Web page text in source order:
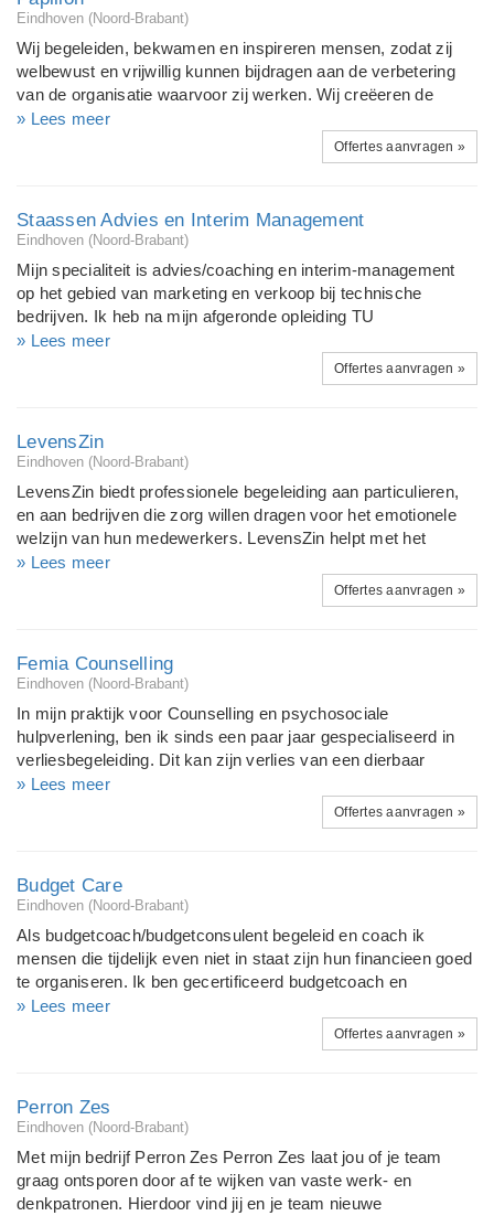
kinderen, jongeren en volwassenen.
Eindhoven (Noord-Brabant)
Wij begeleiden, bekwamen en inspireren mensen, zodat zij
welbewust en vrijwillig kunnen bijdragen aan de verbetering
van de organisatie waarvoor zij werken. Wij creëeren de
ruimte waarin mensen zich vrij voelen om hun veilige, maar
belemmerende patronen te doorbreken en nieuwe
mogelijkheden te ontdekken. In die ruimte kan weerstand op
oplossingen gevonden worden voor oude problemen en kan
stagnatie veranderen in beweging en nieuwe energie.
» Lees meer
Offertes aanvragen »
Staassen Advies en Interim Management
Eindhoven (Noord-Brabant)
Mijn specialiteit is advies/coaching en interim-management
op het gebied van marketing en verkoop bij technische
bedrijven. Ik heb na mijn afgeronde opleiding TU
Werktuigbouwkunde 20 jaar werkervaring in technische
productiebedrijven, waarvan het grootste deel in commerciële
functies. Deze gebruik ik nu om bedrijven c.q. ondernemers
hun commerciële activiteiten met als doel marktuitbreiding,
omzetverhoging en redementsverbetering.
» Lees meer
Offertes aanvragen »
LevensZin
Eindhoven (Noord-Brabant)
LevensZin biedt professionele begeleiding aan particulieren,
en aan bedrijven die zorg willen dragen voor het emotionele
welzijn van hun medewerkers. LevensZin helpt met het
vinden van een gezond en prettig emotioneel evenwicht. De
werkvormen die hiervoor ingezet worden zijn o.a. counselling,
coaching en EFT (Emotional Freedom Techniques). Een
loopbaanbegeleiding. Dit in de vorm van bezinningstrajecten.
» Lees meer
Offertes aanvragen »
Femia Counselling
Eindhoven (Noord-Brabant)
In mijn praktijk voor Counselling en psychosociale
hulpverlening, ben ik sinds een paar jaar gespecialiseerd in
verliesbegeleiding. Dit kan zijn verlies van een dierbaar
persoon, maar ook verlies van werk, idealen, relatie,
gezondheid. Aanvullend heb ik veel expertise en ervaring met
problemen die te maken hebben met zelfvertrouwen,
jarenlang pedagogisch medewerkers in de kinderopvang
gecoacht.
» Lees meer
Offertes aanvragen »
Budget Care
Eindhoven (Noord-Brabant)
Als budgetcoach/budgetconsulent begeleid en coach ik
mensen die tijdelijk even niet in staat zijn hun financieen goed
te organiseren. Ik ben gecertificeerd budgetcoach en
gecertificeerd basis-schuldhulpverlener. Ik ben gestart met
coachen als werkgever voor mijn personeel in 2001. In 2009
ben ik gestart als freelance budgetcoach en heb ik mijn
en particulieren.
» Lees meer
Offertes aanvragen »
Perron Zes
Eindhoven (Noord-Brabant)
Met mijn bedrijf Perron Zes Perron Zes laat jou of je team
graag ontsporen door af te wijken van vaste werk- en
denkpatronen. Hierdoor vind jij en je team nieuwe